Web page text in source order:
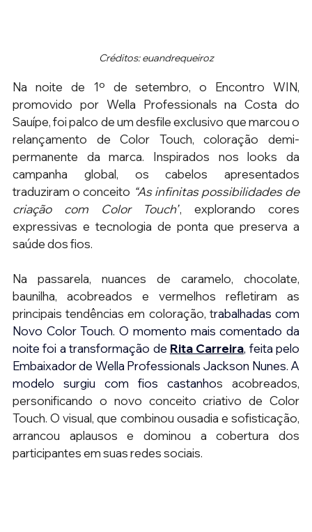
Créditos: euandrequeiroz
Na noite de 1º de setembro, o Encontro WIN,
promovido por Wella Professionals na Costa do
Sauípe, foi palco de um desfile exclusivo que marcou o
relançamento de Color Touch, coloração demi-
permanente da marca. Inspirados nos looks da
campanha global, os cabelos apresentados
traduziram o conceito “As infinitas possibilidades de
criação com Color Touch”, explorando cores
expressivas e tecnologia de ponta que preserva a
saúde dos fios.
Na passarela, nuances de caramelo, chocolate,
baunilha, acobreados e vermelhos refletiram as
principais tendências em coloração, trabalhadas com
Novo Color Touch. O momento mais comentado da
noite foi a transformação de Rita Carreira, feita pelo
Embaixador de Wella Professionals Jackson Nunes. A
modelo surgiu com fios castanhos acobreados,
personificando o novo conceito criativo de Color
Touch. O visual, que combinou ousadia e sofisticação,
arrancou aplausos e dominou a cobertura dos
participantes em suas redes sociais.